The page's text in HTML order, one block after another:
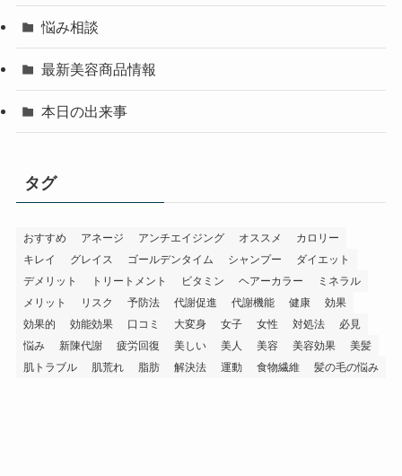
悩み相談
最新美容商品情報
本日の出来事
タグ
おすすめ アネージ アンチエイジング オススメ
カロリー
キレイ
グレイス ゴールデンタイム シャンプー
ダイエット
デメリット
トリートメント ビタミン ヘアーカラー
ミネラル
メリット
リスク 予防法 代謝促進 代謝機能 健康
効果
効果的
効能効果 口コミ 大変身 女子 女性 対処法
必見
悩み
新陳代謝 疲労回復 美しい 美人 美容 美容効果
美髪
肌トラブル
肌荒れ 脂肪 解決法 運動 食物繊維 髪の毛の悩み